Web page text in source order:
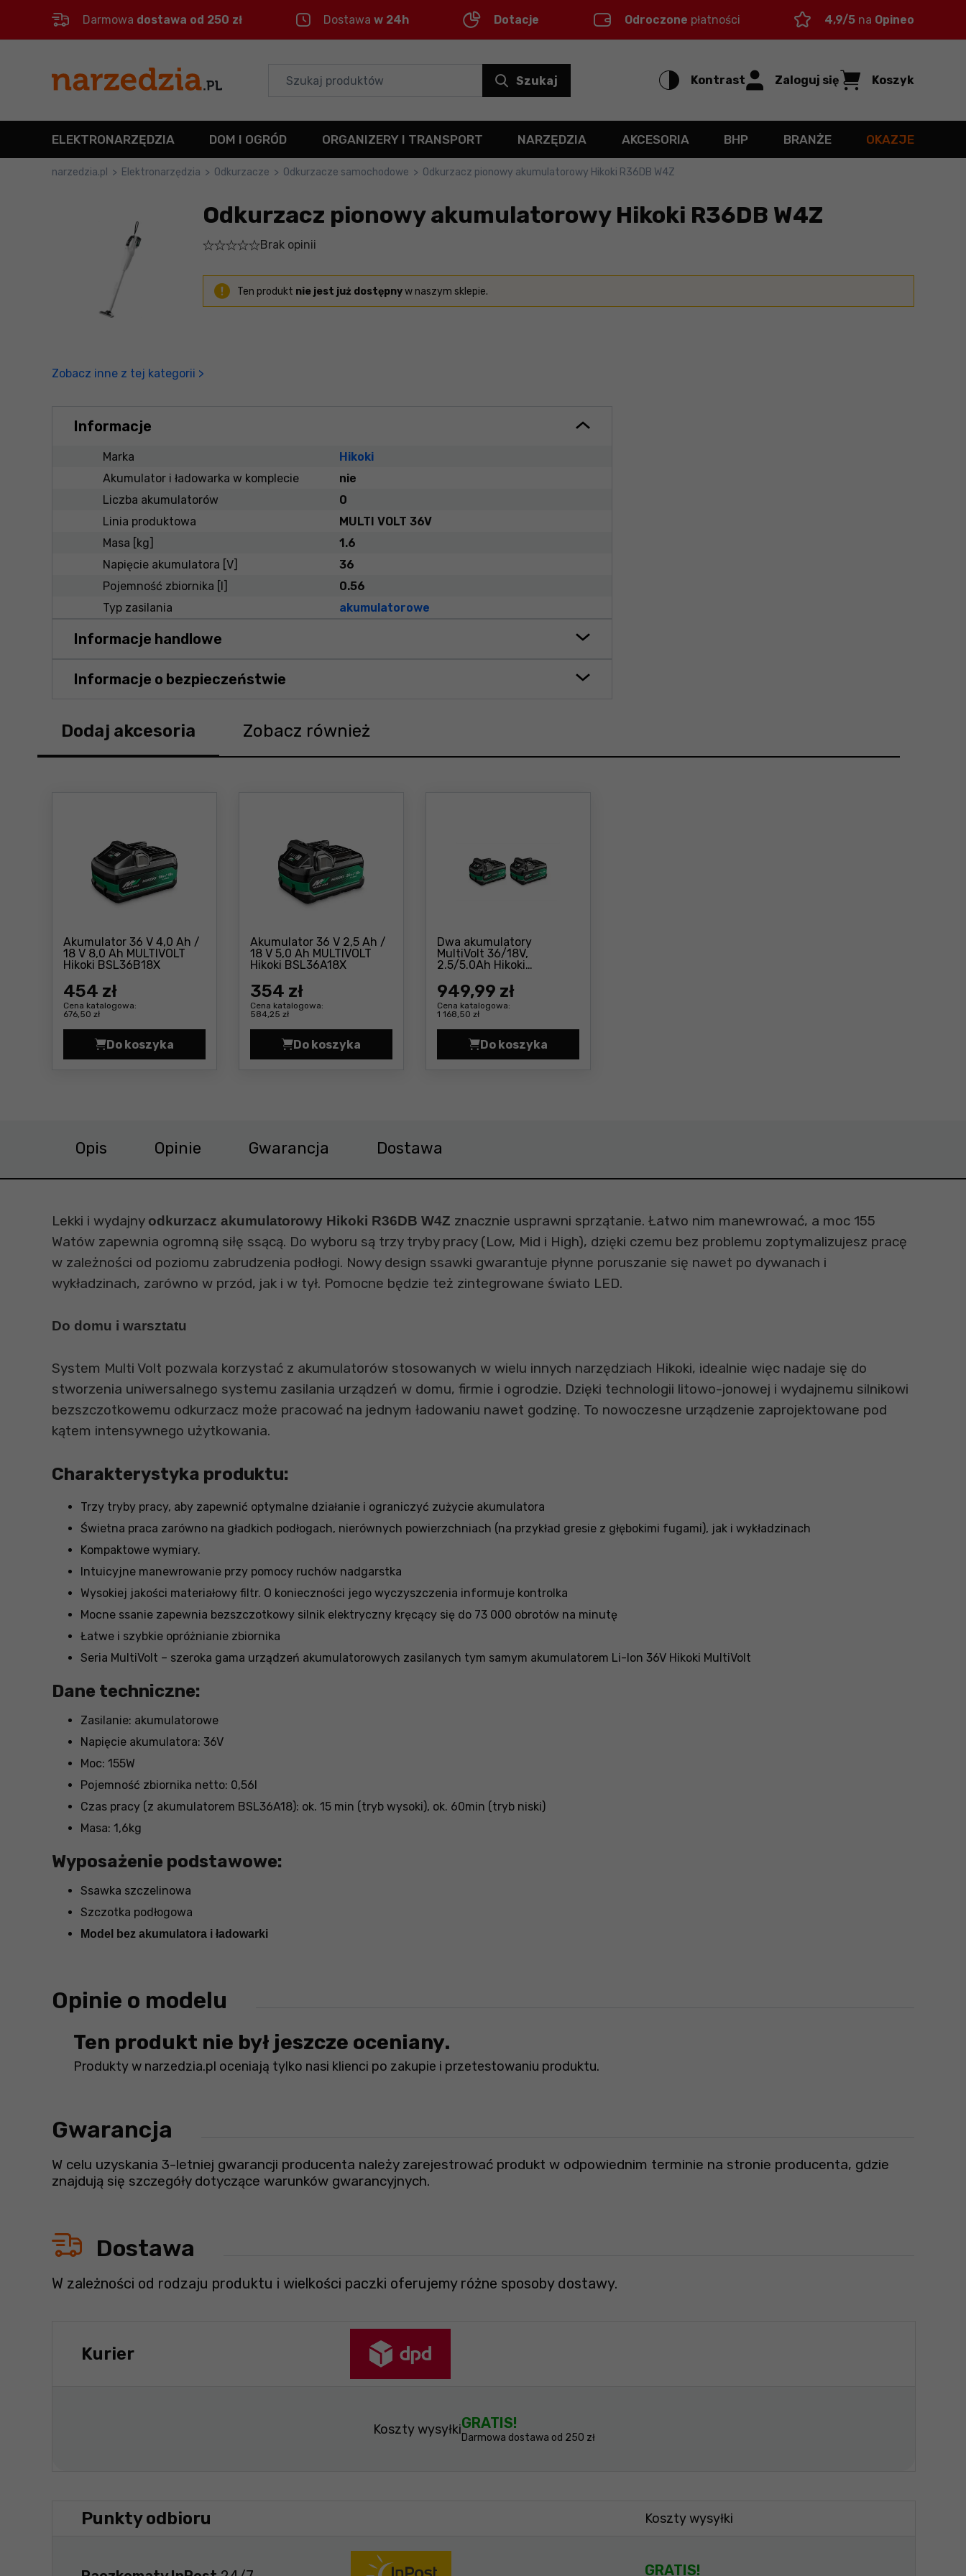
Menu główne
Informacje o produkcie
Szczegółowe informacje
Mapa strony
Darmowa dostawa od 250 zł Dostawa w 24h Dotacje Odroczone płatności 4,9/5 na Opineo
Szukaj Kontrast Zaloguj się Koszyk
ELEKTRONARZĘDZIA DOM I OGRÓD ORGANIZERY I TRANSPORT NARZĘDZIA AKCESORIA BHP BRANŻE OKAZJE
narzedzia.pl > Elektronarzędzia > Odkurzacze > Odkurzacze samochodowe > Odkurzacz pionowy akumulatorowy Hikoki R36DB W4Z
Odkurzacz pionowy akumulatorowy Hikoki R36DB W4Z
Brak opinii
Ten produkt nie jest już dostępnyw naszym sklepie.
Zobacz inne z tej kategorii >
Informacje
Marka
Hikoki
Akumulator i ładowarka w komplecie
nie
Liczba akumulatorów
0
Linia produktowa
MULTI VOLT 36V
Masa [kg]
1.6
Napięcie akumulatora [V]
36
Pojemność zbiornika [l]
0.56
Typ zasilania
akumulatorowe
Informacje handlowe
Informacje o bezpieczeństwie
Dodaj akcesoria Zobacz również
Akumulator 36 V 4,0 Ah /
18 V 8,0 Ah MULTIVOLT
Hikoki BSL36B18X
454 zł
Cena katalogowa:
676,50 zł
Do koszyka
Akumulator 36 V 4,0 Ah / 18 V 8,0 Ah MULTIVOLT Hikoki BSL36B18X Cena 454,0 zł
Akumulator 36 V 2,5 Ah /
18 V 5,0 Ah MULTIVOLT
Hikoki BSL36A18X
354 zł
Cena katalogowa:
584,25 zł
Do koszyka
Akumulator 36 V 2,5 Ah / 18 V 5,0 Ah MULTIVOLT Hikoki BSL36A18X Cena 354,0 zł
Dwa akumulatory
MultiVolt 36/18V,
2.5/5.0Ah Hikoki
949,99 zł
Cena katalogowa:
1 168,50 zł
Do koszyka
Dwa akumulatory MultiVolt 36/18V, 2.5/5.0Ah Hikoki BSL36A18X x 2 Cena
Opis Opinie Gwarancja Dostawa
Lekki i wydajny odkurzacz akumulatorowy Hikoki R36DB W4Z znacznie usprawni sprzątanie. Łatwo nim manewrować, a moc 155
Watów zapewnia ogromną siłę ssącą. Do wyboru są trzy tryby pracy (Low, Mid i High), dzięki czemu bez problemu zoptymalizujesz pracę
w zależności od poziomu zabrudzenia podłogi. Nowy design ssawki gwarantuje płynne poruszanie się nawet po dywanach i
wykładzinach, zarówno w przód, jak i w tył. Pomocne będzie też zintegrowane świato LED.
Do domu i warsztatu
System Multi Volt pozwala korzystać z akumulatorów stosowanych w wielu innych narzędziach Hikoki, idealnie więc nadaje się do
stworzenia uniwersalnego systemu zasilania urządzeń w domu, firmie i ogrodzie. Dzięki technologii litowo-jonowej i wydajnemu silnikowi
bezszczotkowemu odkurzacz może pracować na jednym ładowaniu nawet godzinę. To nowoczesne urządzenie zaprojektowane pod
kątem intensywnego użytkowania.
Charakterystyka produktu:
Trzy tryby pracy, aby zapewnić optymalne działanie i ograniczyć zużycie akumulatora
Świetna praca zarówno na gładkich podłogach, nierównych powierzchniach (na przykład gresie z głębokimi fugami), jak i wykładzinach
Kompaktowe wymiary.
Intuicyjne manewrowanie przy pomocy ruchów nadgarstka
Wysokiej jakości materiałowy filtr. O konieczności jego wyczyszczenia informuje kontrolka
Mocne ssanie zapewnia bezszczotkowy silnik elektryczny kręcący się do 73 000 obrotów na minutę
Łatwe i szybkie opróżnianie zbiornika
Seria MultiVolt – szeroka gama urządzeń akumulatorowych zasilanych tym samym akumulatorem Li-Ion 36V Hikoki MultiVolt
Dane techniczne:
Zasilanie: akumulatorowe
Napięcie akumulatora: 36V
Moc: 155W
Pojemność zbiornika netto: 0,56l
Czas pracy (z akumulatorem BSL36A18): ok. 15 min (tryb wysoki), ok. 60min (tryb niski)
Masa: 1,6kg
Wyposażenie podstawowe:
Ssawka szczelinowa
Szczotka podłogowa
Model bez akumulatora i ładowarki
Opinie o modelu
Ten produkt nie był jeszcze oceniany.
Produkty w narzedzia.pl oceniają tylko nasi klienci po zakupie i przetestowaniu produktu.
Gwarancja
W celu uzyskania 3-letniej gwarancji producenta należy zarejestrować produkt w odpowiednim terminie na stronie producenta, gdzie
znajdują się szczegóły dotyczące warunków gwarancyjnych.
Dostawa
W zależności od rodzaju produktu i wielkości paczki oferujemy różne sposoby dostawy.
Kurier
Koszty wysyłkiGRATIS!
Darmowa dostawa od 250 zł
Punkty odbioru Koszty wysyłki
GRATIS!